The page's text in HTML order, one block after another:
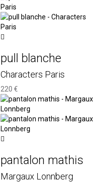
pull blanche
Characters Paris
220 €
pantalon mathis
Margaux Lonnberg